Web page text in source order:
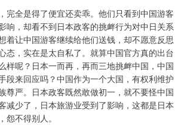
完全是得了便宜还卖乖。他们只看到中国游客
响，却看不到日本政客的挑衅行为对中日关系
着让中国游客继续给他们送钱，却不愿意反思
态，实在是太自私了。就算中国官方真的出台
样呢？日本一而再，再而三地挑衅中国，中国
段来回应吗？中国作为一个大国，有权利维护
尊严。日本政客既然敢做初一，就不要怪中国
减少了，日本旅游业受到了影响，这都是日本
怨不得别人。